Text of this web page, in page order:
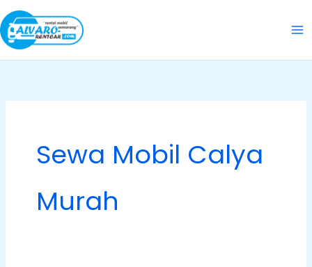
Skip
to
content
Sewa Mobil Calya
Murah
Search
for: